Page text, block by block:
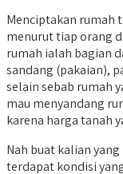
Menciptakan rumah
menurut tiap orang
rumah ialah bagian
sandang (pakaian),
selain sebab rumah
mau menyandang
karena harga tanah
Nah buat kalian
terdapat kondisi